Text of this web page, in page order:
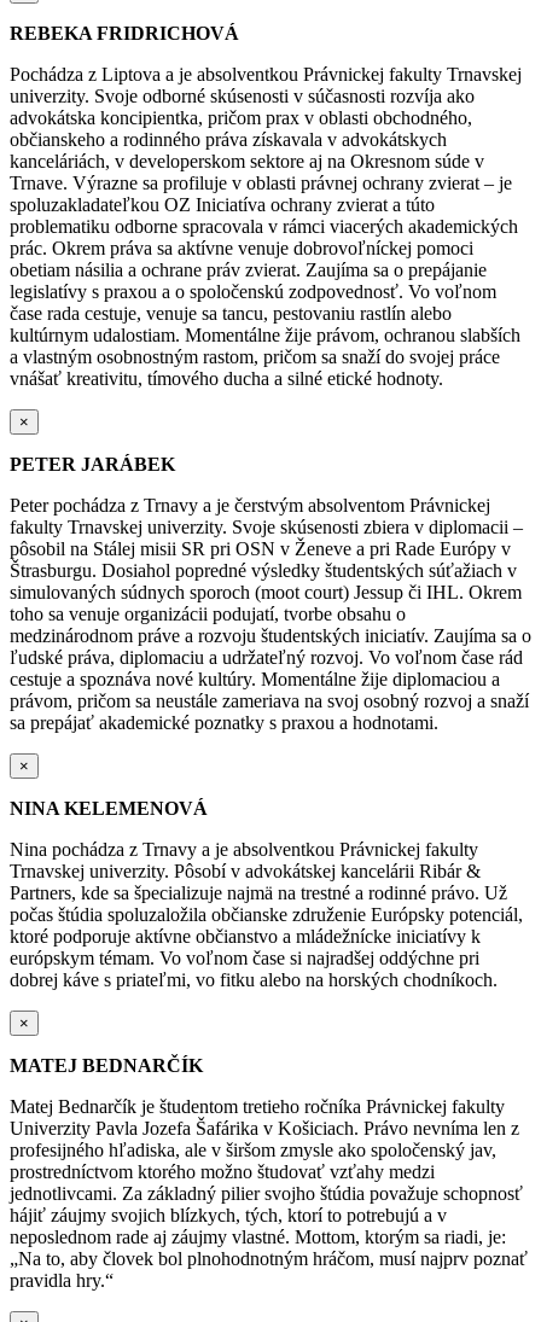
REBEKA FRIDRICHOVÁ
Pochádza z Liptova a je absolventkou Právnickej fakulty Trnavskej
univerzity. Svoje odborné skúsenosti v súčasnosti rozvíja ako
advokátska koncipientka, pričom prax v oblasti obchodného,
občianskeho a rodinného práva získavala v advokátskych
kanceláriách, v developerskom sektore aj na Okresnom súde v
Trnave. Výrazne sa profiluje v oblasti právnej ochrany zvierat – je
spoluzakladateľkou OZ Iniciatíva ochrany zvierat a túto
problematiku odborne spracovala v rámci viacerých akademických
prác. Okrem práva sa aktívne venuje dobrovoľníckej pomoci
obetiam násilia a ochrane práv zvierat. Zaujíma sa o prepájanie
legislatívy s praxou a o spoločenskú zodpovednosť. Vo voľnom
čase rada cestuje, venuje sa tancu, pestovaniu rastlín alebo
kultúrnym udalostiam. Momentálne žije právom, ochranou slabších
a vlastným osobnostným rastom, pričom sa snaží do svojej práce
vnášať kreativitu, tímového ducha a silné etické hodnoty.
×
PETER JARÁBEK
Peter pochádza z Trnavy a je čerstvým absolventom Právnickej
fakulty Trnavskej univerzity. Svoje skúsenosti zbiera v diplomacii –
pôsobil na Stálej misii SR pri OSN v Ženeve a pri Rade Európy v
Štrasburgu. Dosiahol popredné výsledky študentských súťažiach v
simulovaných súdnych sporoch (moot court) Jessup či IHL. Okrem
toho sa venuje organizácii podujatí, tvorbe obsahu o
medzinárodnom práve a rozvoju študentských iniciatív. Zaujíma sa o
ľudské práva, diplomaciu a udržateľný rozvoj. Vo voľnom čase rád
cestuje a spoznáva nové kultúry. Momentálne žije diplomaciou a
právom, pričom sa neustále zameriava na svoj osobný rozvoj a snaží
sa prepájať akademické poznatky s praxou a hodnotami.
×
NINA KELEMENOVÁ
Nina pochádza z Trnavy a je absolventkou Právnickej fakulty
Trnavskej univerzity. Pôsobí v advokátskej kancelárii Ribár &
Partners, kde sa špecializuje najmä na trestné a rodinné právo. Už
počas štúdia spoluzaložila občianske združenie Európsky potenciál,
ktoré podporuje aktívne občianstvo a mládežnícke iniciatívy k
európskym témam. Vo voľnom čase si najradšej oddýchne pri
dobrej káve s priateľmi, vo fitku alebo na horských chodníkoch.
×
MATEJ BEDNARČÍK
Matej Bednarčík je študentom tretieho ročníka Právnickej fakulty
Univerzity Pavla Jozefa Šafárika v Košiciach. Právo nevníma len z
profesijného hľadiska, ale v širšom zmysle ako spoločenský jav,
prostredníctvom ktorého možno študovať vzťahy medzi
jednotlivcami. Za základný pilier svojho štúdia považuje schopnosť
hájiť záujmy svojich blízkych, tých, ktorí to potrebujú a v
neposlednom rade aj záujmy vlastné. Mottom, ktorým sa riadi, je:
„Na to, aby človek bol plnohodnotným hráčom, musí najprv poznať
pravidla hry.“